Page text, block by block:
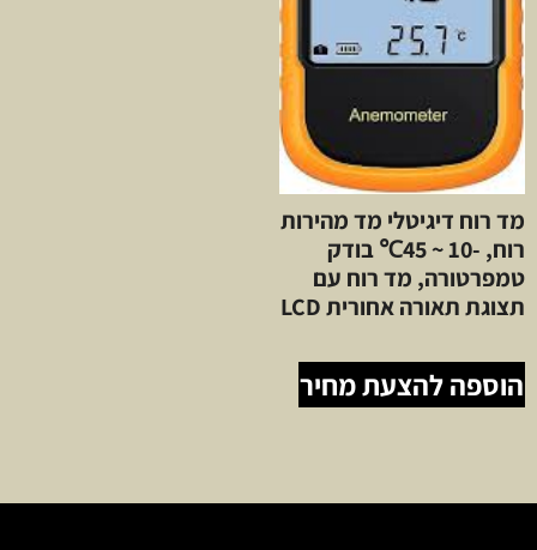
מד רוח דיגיטלי מד מהירות
רוח, -10 ~ 45℃ בודק
טמפרטורה, מד רוח עם
תצוגת תאורה אחורית LCD
הוספה להצעת מחיר